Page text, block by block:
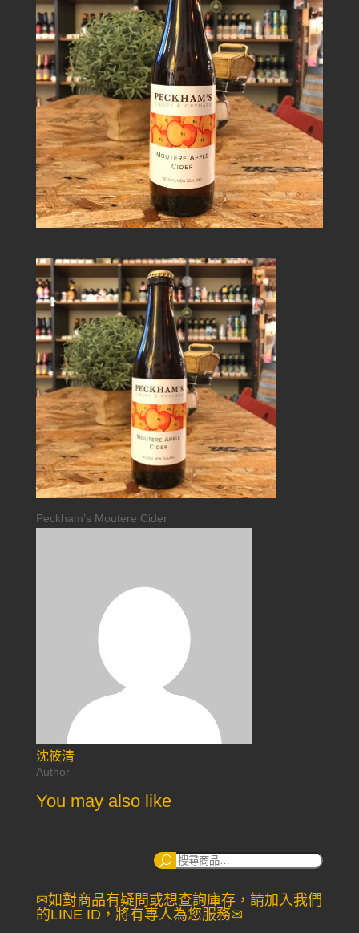
Peckham’s Moutere Cider
沈筱清
Author
You may also like
搜
✉如對商品有疑問或想查詢庫存，請加入我們
的LINE ID，將有專人為您服務✉